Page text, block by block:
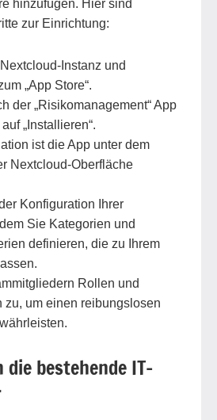
hinzufügen. Hier sind
zur Einrichtung:
Instanz und
„App Store“.
der „Risikomanagement“ App
„Installieren“.
ist die App unter dem
Nextcloud-Oberfläche
Konfiguration Ihrer
Sie Kategorien und
definieren, die zu Ihrem
Rollen und
zu, um einen reibungslosen
bestehende IT-